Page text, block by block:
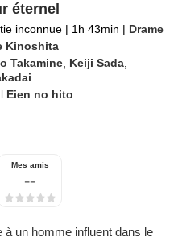
éternel
inconnue | 1h 43min | Drame
Kinoshita
Takamine Keiji Sada
Eien no hito
Mes amis
--
à un homme influent dans le